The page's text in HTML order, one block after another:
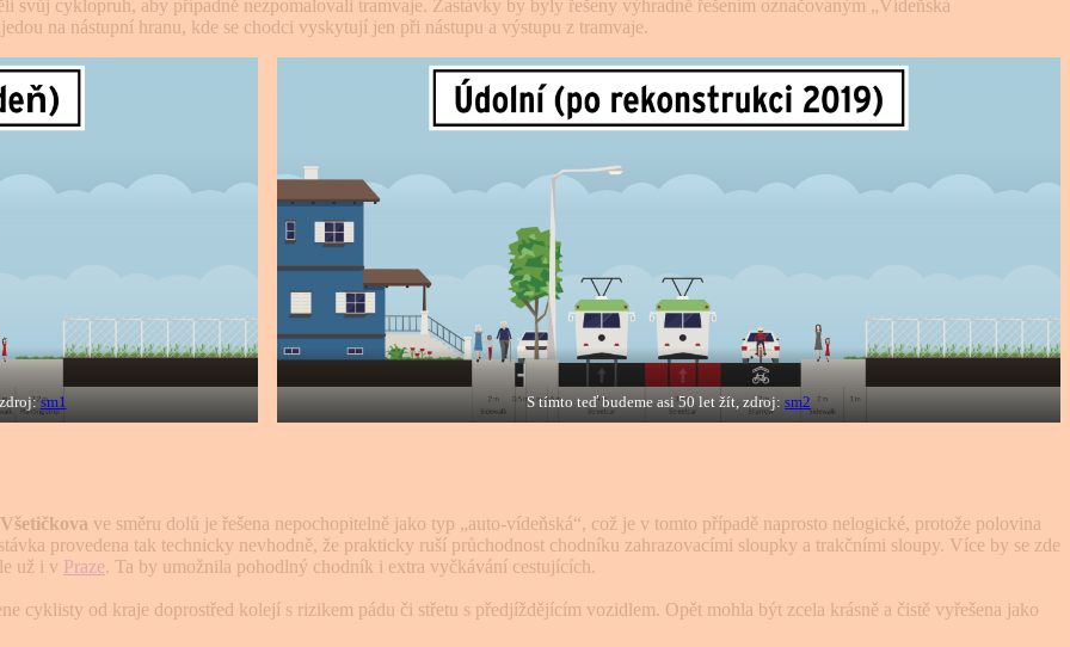
cyklopruh, aby případně nezpomalovali tramvaje. Zastávky by byly řešeny výhradně řešením označovaným „Vídeňská
na nástupní hranu, kde se chodci vyskytují jen při nástupu a výstupu z tramvaje.
zdroj:sm1 S tímto teď budeme asi 50 let žít, zdroj: sm2
ve směru dolů je řešena nepochopitelně jako typ „auto-vídeňská“, což je v tomto případě naprosto nelogické, protože polovina
provedena tak technicky nevhodně, že prakticky ruší průchodnost chodníku zahrazovacími sloupky a trakčními sloupy. Více by se zde
už i v Praze. Ta by umožnila pohodlný chodník i extra vyčkávání cestujících.
cyklisty od kraje doprostřed kolejí s rizikem pádu či střetu s předjíždějícím vozidlem. Opět mohla být zcela krásně a čistě vyřešena jako